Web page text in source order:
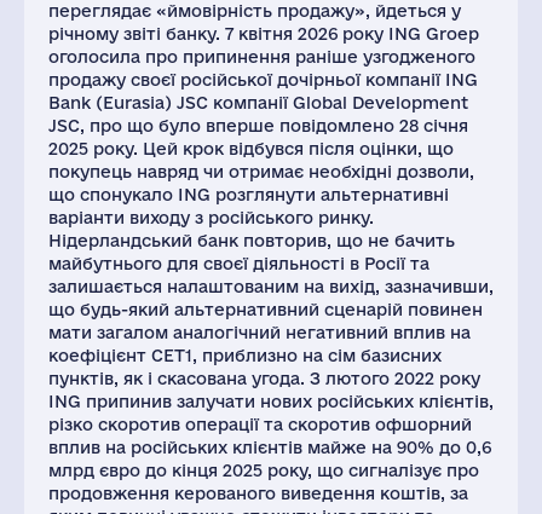
переглядає «ймовірність продажу», йдеться у
річному звіті банку. 7 квітня 2026 року ING Groep
оголосила про припинення раніше узгодженого
продажу своєї російської дочірньої компанії ING
Bank (Eurasia) JSC компанії Global Development
JSC, про що було вперше повідомлено 28 січня
2025 року. Цей крок відбувся після оцінки, що
покупець навряд чи отримає необхідні дозволи,
що спонукало ING розглянути альтернативні
варіанти виходу з російського ринку.
Нідерландський банк повторив, що не бачить
майбутнього для своєї діяльності в Росії та
залишається налаштованим на вихід, зазначивши,
що будь-який альтернативний сценарій повинен
мати загалом аналогічний негативний вплив на
коефіцієнт CET1, приблизно на сім базисних
пунктів, як і скасована угода. З лютого 2022 року
ING припинив залучати нових російських клієнтів,
різко скоротив операції та скоротив офшорний
вплив на російських клієнтів майже на 90% до 0,6
млрд євро до кінця 2025 року, що сигналізує про
продовження керованого виведення коштів, за